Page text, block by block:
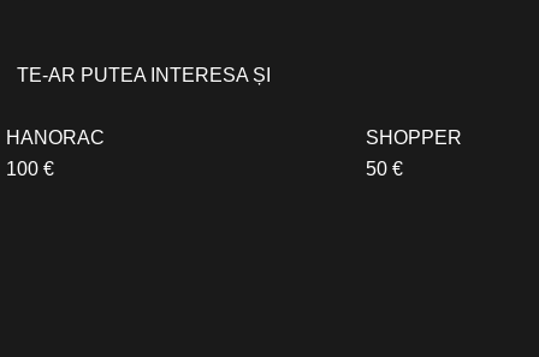
TE-AR PUTEA INTERESA ȘI
HANORAC
100 €
SHOPPER
50 €